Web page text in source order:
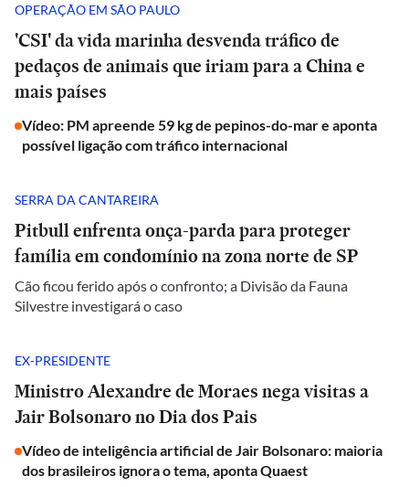
OPERAÇÃO EM SÃO PAULO
'CSI' da vida marinha desvenda tráfico de
pedaços de animais que iriam para a China e
mais países
Vídeo: PM apreende 59 kg de pepinos-do-mar e aponta
possível ligação com tráfico internacional
SERRA DA CANTAREIRA
Pitbull enfrenta onça-parda para proteger
família em condomínio na zona norte de SP
Cão ficou ferido após o confronto; a Divisão da Fauna
Silvestre investigará o caso
EX-PRESIDENTE
Ministro Alexandre de Moraes nega visitas a
Jair Bolsonaro no Dia dos Pais
Vídeo de inteligência artificial de Jair Bolsonaro: maioria
dos brasileiros ignora o tema, aponta Quaest